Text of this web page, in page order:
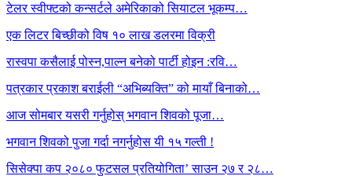
टेलर स्वीफ्टको कन्सर्टले अमेरिकाको सियाटल भूकम्प…
एक लिटर बिच्छीको विष १० लाख डलरमा विक्री
रास्वपा कसैलाई पोस्न,पाल्न बनेको पार्टी होइन :रवि…
पत्रकार प्रकाश बराईली “अभिब्यक्ति” को मायाँ बिनाको…
आज सोमबार यसरी गर्नुहोस् भगवान शिवको पूजा…
भगवान शिवको पुजा गर्दा नगर्नुहोस यी १५ गल्ती !
सिसेक्पा कप २०८० फुटसल प्रतियोगिता’ साउन २७ र २८…